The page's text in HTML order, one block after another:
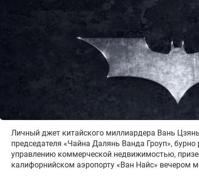
Личный джет китайского миллиардера Вань
председателя «Чайна Далянь Ванда Гроуп»,
управлению коммерческой недвижимостью,
калифорнийском аэропорту «Ван Найс» вечером